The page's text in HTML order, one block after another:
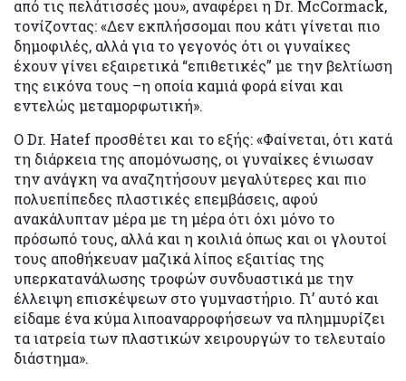
από τις πελάτισσές μου», αναφέρει η Dr. McCormack,
τονίζοντας: «Δεν εκπλήσσομαι που κάτι γίνεται πιο
δημοφιλές, αλλά για το γεγονός ότι οι γυναίκες
έχουν γίνει εξαιρετικά “επιθετικές” με την βελτίωση
της εικόνα τους –η οποία καμιά φορά είναι και
εντελώς μεταμορφωτική».
Ο Dr. Hatef προσθέτει και το εξής: «Φαίνεται, ότι κατά
τη διάρκεια της απομόνωσης, οι γυναίκες ένιωσαν
την ανάγκη να αναζητήσουν μεγαλύτερες και πιο
πολυεπίπεδες πλαστικές επεμβάσεις, αφού
ανακάλυπταν μέρα με τη μέρα ότι όχι μόνο το
πρόσωπό τους, αλλά και η κοιλιά όπως και οι γλουτοί
τους αποθήκευαν μαζικά λίπος εξαιτίας της
υπερκατανάλωσης τροφών συνδυαστικά με την
έλλειψη επισκέψεων στο γυμναστήριο. Γι’ αυτό και
είδαμε ένα κύμα λιποαναρροφήσεων να πλημμυρίζει
τα ιατρεία των πλαστικών χειρουργών το τελευταίο
διάστημα».